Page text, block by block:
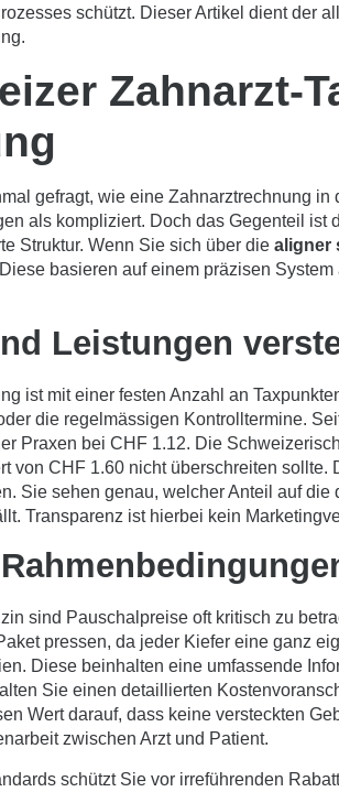
schützt. Dieser Artikel dient der
Zahnarzt-
gefragt, wie eine Zahnarztrechnung
als kompliziert. Doch das Gegenteil ist
Struktur. Wenn Sie sich über die aligner
basieren auf einem präzisen
Leistungen
ist mit einer festen Anzahl an
die regelmässigen Kontrolltermine.
Praxen bei CHF 1.12. Die
von CHF 1.60 nicht überschreiten
Sie sehen genau, welcher Anteil auf
Transparenz ist hierbei kein
sind Pauschalpreise oft kritisch zu
pressen, da jeder Kiefer eine ganz
Diese beinhalten eine umfassende
Sie einen detaillierten
Wert darauf, dass keine versteckten
zwischen Arzt und Patient.
schützt Sie vor irreführenden